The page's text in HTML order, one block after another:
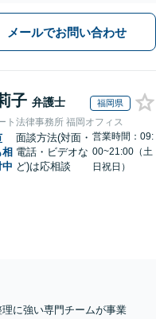
メールでお問い合わせ
子 弁護士 福岡県
ト法律事務所 福岡オフィス
相
面談方法(対面・
電話・ビデオな
ど)は応相談
営業時間：09:
00~21:00（土
日祝日）
理に強い専門チームが事業